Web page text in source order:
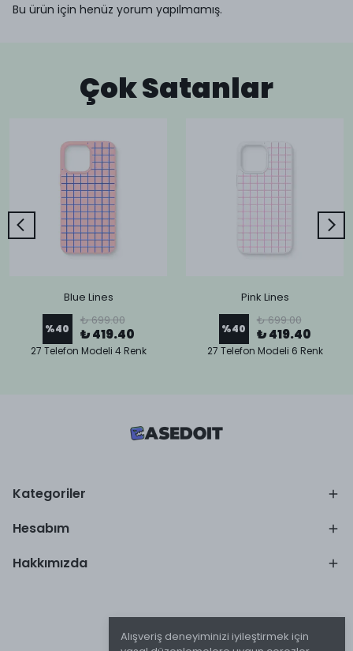
Alışveriş deneyiminizi iyileştirmek için
Bu ürün için henüz yorum yapılmamış.
Çok Satanlar
Blue Lines
%40
₺ 699.00
₺ 419.40
27 Telefon Modeli 4 Renk
Pink Lines
%40
₺ 699.00
₺ 419.40
27 Telefon Modeli 6 Renk
Kategoriler
Hesabım
Hakkımızda